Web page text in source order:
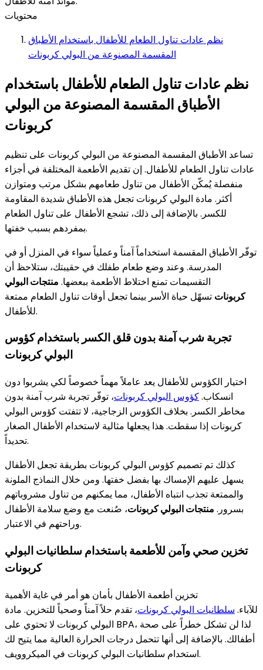
محتويات
نظم عادات تناول الطعام للأطفال باستخدام الأطباق
المقسمة المصنوعة من البولي كربونات
نظم عادات تناول الطعام للأطفال باستخدام
الأطباق المقسمة المصنوعة من البولي
كربونات
تساعد الأطباق المقسمة المصنوعة من البولي كربونات على تنظيم
عادات تناول الطعام للأطفال. إن تقديم الأطعمة المختلفة في أجزاء
منفصلة يُمكّن الأطفال من تناول طعامهم بشكل مرتب ومتوازن
أكثر. مادة البولي كربونات تجعل هذه الأطباق شديدة المقاومة
للكسر. بالإضافة إلى ذلك، تشجع الأطفال على تناول الطعام
بمفردهم بسبب خفتها.
توفّر الأطباق المقسمة استخداماً آمناً وعملياً سواء في المنزل أو في
المدرسة. وعند وضع طعام طفلك في حقيبتك، ستلاحظ أن
التقسيمات تمنع اختلاط الأطعمة ببعضها. منتجات البولي
كربونات تسهّل حياة الأسر بينما تجعل أوقات تناول الطعام ممتعة
للأطفال.
تجربة شرب آمنة بدون قلق الكسر باستخدام كؤوس
البولي كربونات
اختيار الكؤوس للأطفال يعد عاملاً مهماً خصوصاً لكي يشربوا دون
انسكاب.كؤوس البولي كربونات، توفّر تجربة شرب آمنة بدون
مخاطر الكسر. بخلاف الكؤوس الزجاجية، لا تتفتت كؤوس البولي
كربونات إذا سقطت. هذا يجعلها مثالية لاستخدام الأطفال الصغار
تحديداً.
كذلك تم تصميم كؤوس البولي كربونات بطريقة تجعل الأطفال
يسهل عليهم الإمساك بها بفضل خفتها. ومن خلال النماذج الملونة
والممتعة تجذب انتباه الأطفال، مما يمكنهم من تناول مشروباتهم
بسرور. منتجات البولي كربونات، صُنعت مع وضع سلامة الأطفال
وراحتهم في الاعتبار.
تخزين صحي وآمن للأطعمة باستخدام سلطانيات البولي
كربونات
تخزين أطعمة الأطفال بأمان هو أمر في غاية الأهمية
للآباء. سلطانيات البولي كربونات، تقدم حلاً آمناً وصحياً للتخزين. مادة
البولي كربونات لا تحتوي على BPA، لذا لن تشكل خطراً على صحة
أطفالك. بالإضافة إلى أنها تتحمل درجات الحرارة العالية مما يتيح لك
استخدام سلطانيات البولي كربونات في الميكروويف.